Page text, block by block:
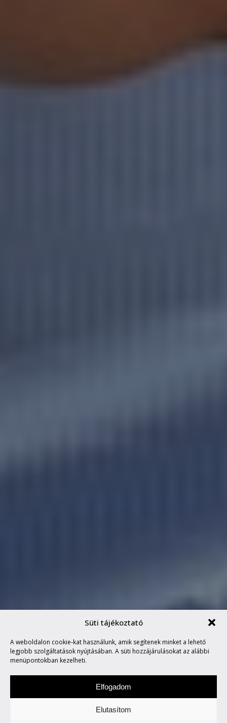
Süti tájékoztató
A weboldalon cookie-kat használunk, amik segítenek minket a lehető
legjobb szolgáltatások nyújtásában. A süti hozzájárulásokat az alábbi
menüpontokban kezelheti.
Elfogadom
Elutasítom
MEGSZÜLETETT A
TRÓNÖRÖKÖS